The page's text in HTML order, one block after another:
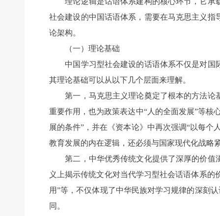
社会建设的中国话语体系，需要在马克思主义
论架构。
（一）理论基础
中国学习型社会建设的话语体系不仅是对国
其理论基础可以从以下几个层面来理解。
第一，马克思主义理论奠定了根本的方法论
重要作用，也为政策表达中“人的全面发展”等核
展的条件”，并在《资本论》中再次强调“以每
教育发展的内在逻辑，还必须与国家现代化战略
第二，中华优秀传统文化提供了深厚的价值
义上揭示传统文化对当代学习型社会话语体系的
用”等，不仅体现了中华民族对学习规律的深刻
同。